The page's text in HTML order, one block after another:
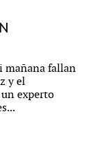
mañana fallan
y el
experto